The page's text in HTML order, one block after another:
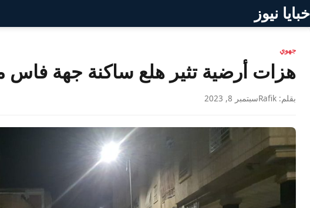
خبايا نيوز
جهوي
هزات أرضية تثير هلع ساكنة جهة
بقلم: Rafik سبتمبر 8, 2023